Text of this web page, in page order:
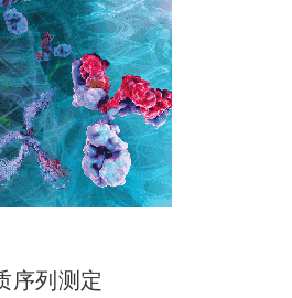
下载›
序列测定